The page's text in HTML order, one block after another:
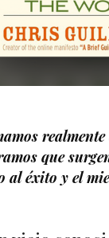
que
al éxito y el